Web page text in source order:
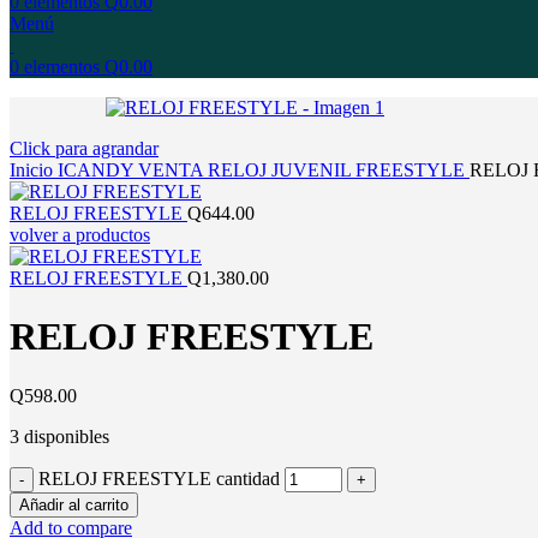
Menú
0 elementos Q0.00
Click para agrandar
Inicio ICANDY VENTA RELOJ JUVENIL FREESTYLE RELOJ
RELOJ FREESTYLE Q644.00
volver a productos
RELOJ FREESTYLE Q1,380.00
RELOJ FREESTYLE
Q598.00
3 disponibles
RELOJ FREESTYLE cantidad
Añadir al carrito
Add to compare